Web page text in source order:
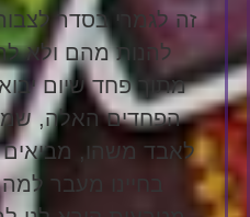
זה לגמרי בסדר
להנות מהם ולא
מתוך פחד שיום
הפחדים האלה,
לאבד משהו, מביאים
בחיינו מעבר